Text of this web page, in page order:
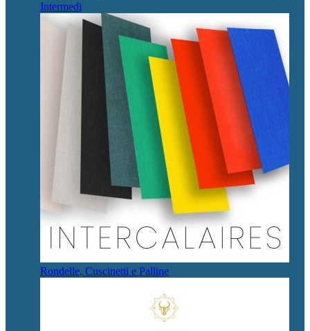
Intermedi
Rondelle, Cuscinetti e Palline